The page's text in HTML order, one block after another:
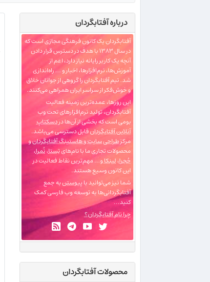
درباره‌ آفتابگردان
آفتابگردان یک کانون فرهنگی مجازی است که
در سال ۱۳۸۳ با هدف در دسترس قرار دادن
آنچه یک کاربر رایانه نیاز دارد، اعم از
آموزش‌ها، نرم‌افزارها، اخبار و ... راه‌اندازی
شد. تیم آفتابگردان را گروهی از جوانان خلاق
و خوش‌فکر از سراسر ایران همراهی می‌کنند.
این روزها، عمده‌ترین زمینه فعالیت
آفتابگردان، تولید نرم‌افزارهای تحت وب
بومی است که بخشی از آن‌ها دردسکتاپ
آنلاین آفتابگردانقابل دسترسی می‌باشد.
مرکزطراحی سایت و هاستینگ آفتابگردانو
محصولات تجاری ما با نام‌هایتِستا،نُمرا،
حُجرا،لینکاو... مهم‌ترین نقاط فعالیت در
این کانون وسیع هستند.
شما نیز می‌توانید باپیوستنبه جمع
آفتابگردانی‌ها به توسعه وب فارسی کمک
کنید...
چرا نام آفتابگردان؟
محصولات آفتابگردان